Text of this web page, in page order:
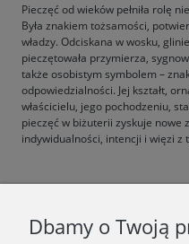
Pieczęć od wieków pełniła rolę
Była znakiem tożsamości,
władzy. Odciskana w wosku,
pieczętowała przymierza,
także osobistym symbolem –
odpowiedzialności. Jej kształt,
właścicielu, jego pochodzeniu,
pieczęć w biżuterii zyskuje nowe
indywidualności, intencji i więzi z
Dbamy o Twoją